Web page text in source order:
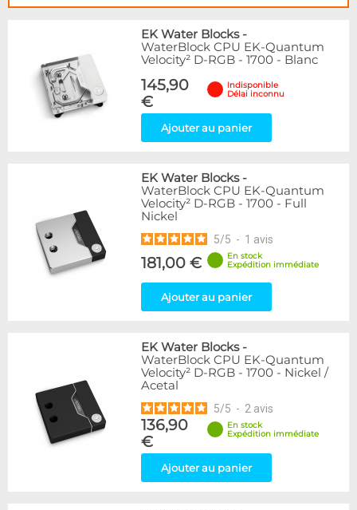
EK Water Blocks-
WaterBlock CPU EK-Quantum
Velocity² D-RGB - 1700 - Blanc
145,90
€
Indisponible
Délai inconnu
Ajouter au panier
EK Water Blocks-
WaterBlock CPU EK-Quantum
Velocity² D-RGB - 1700 - Full
Nickel
5/5 - 1 avis
181,00 €
En stock
Expédition immédiate
Ajouter au panier
EK Water Blocks-
WaterBlock CPU EK-Quantum
Velocity² D-RGB - 1700 - Nickel /
Acetal
5/5 - 2 avis
136,90
€
En stock
Expédition immédiate
Ajouter au panier